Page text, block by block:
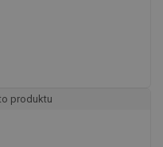
produktu